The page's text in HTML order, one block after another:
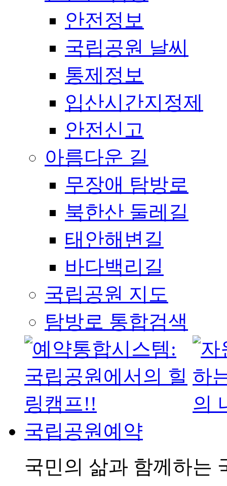
안전정보
국립공원 날씨
통제정보
입산시간지정제
안전신고
아름다운 길
무장애 탐방로
북한산 둘레길
태안해변길
바다백리길
국립공원 지도
탐방로 통합검색
국립공원예약
국민의 삶과 함께하는